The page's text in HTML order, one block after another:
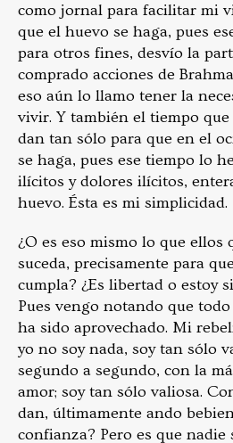
como jornal para facilitar mi
que el huevo se haga, pues
para otros fines, desvío la
comprado acciones de
eso aún lo llamo tener la
vivir. Y también el tiempo
dan tan sólo para que en el
se haga, pues ese tiempo lo
ilícitos y dolores ilícitos,
huevo. Ésta es mi simplicidad.
¿O es eso mismo lo que ellos
suceda, precisamente para
cumpla? ¿Es libertad o estoy
Pues vengo notando que
ha sido aprovechado. Mi
yo no soy nada, soy tan sólo
segundo a segundo, con la
amor; soy tan sólo valiosa.
dan, últimamente ando
confianza? Pero es que nadie